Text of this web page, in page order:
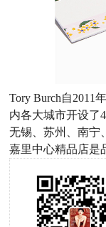
Tory Burch自2011
内各大城市开设了4
无锡、苏州、南宁
嘉里中心精品店是